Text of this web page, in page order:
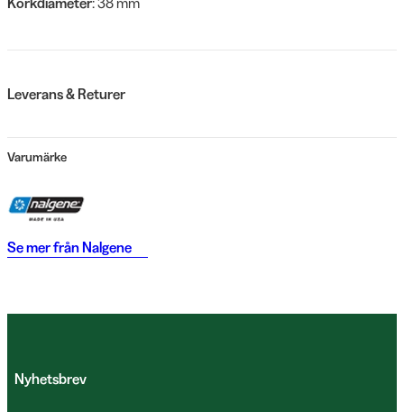
Leverans & Returer
Varumärke
Se mer från Nalgene
Nyhetsbrev